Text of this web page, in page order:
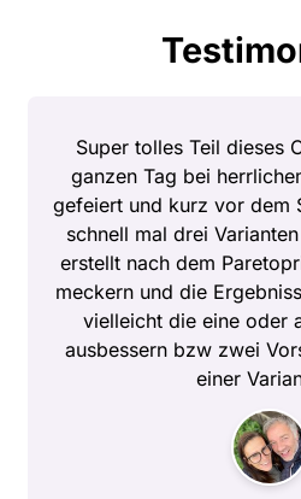
Super tolles Teil dieses
ganzen Tag bei
gefeiert und kurz vor dem
schnell mal drei
erstellt nach dem
meckern und die
vielleicht die eine oder
ausbessern bzw zwei
einer